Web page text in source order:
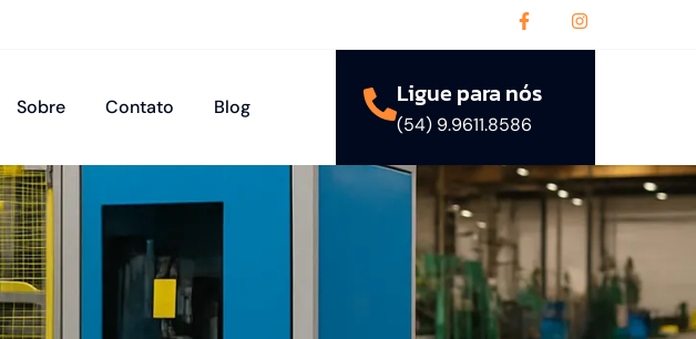
Sobre Contato Blog Ligue para nós
(54) 9.9611.8586